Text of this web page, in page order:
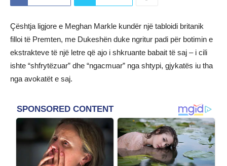
Çështja ligjore e Meghan Markle kundër një tabloidi britanik
filloi të Premten, me Dukeshën duke ngritur padi për botimin e
ekstrakteve të një letre që ajo i shkruante babait të saj – i cili
ishte “shfrytëzuar” dhe “ngacmuar” nga shtypi, gjykatës iu tha
nga avokatët e saj.